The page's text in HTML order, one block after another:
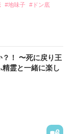
なことからフラ
す。
んじゃってま
のです。
#地味子 #ドン底
リ。
！ 〜死に戻り王
霊と一緒に楽し